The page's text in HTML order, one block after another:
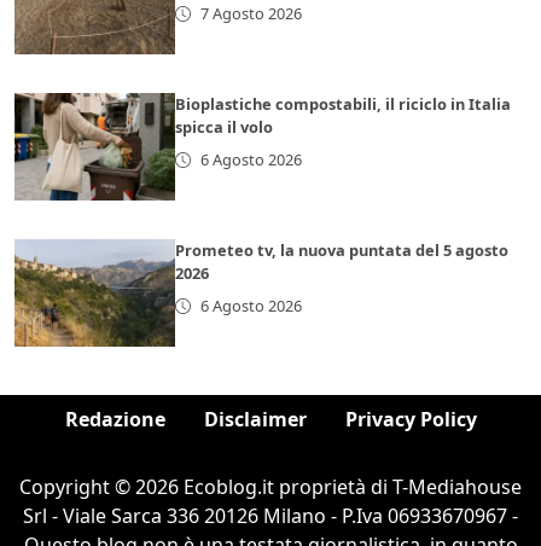
7 Agosto 2026
Bioplastiche compostabili, il riciclo in Italia
spicca il volo
6 Agosto 2026
Prometeo tv, la nuova puntata del 5 agosto
2026
6 Agosto 2026
Redazione Disclaimer Privacy Policy
Copyright © 2026 Ecoblog.it proprietà di T-Mediahouse
Srl - Viale Sarca 336 20126 Milano - P.Iva 06933670967 -